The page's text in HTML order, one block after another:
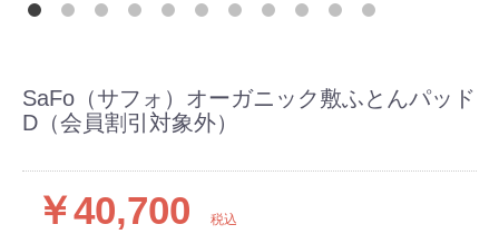
SaFo（サフォ）オーガニック敷ふとんパッド
D（会員割引対象外）
￥40,700 税込